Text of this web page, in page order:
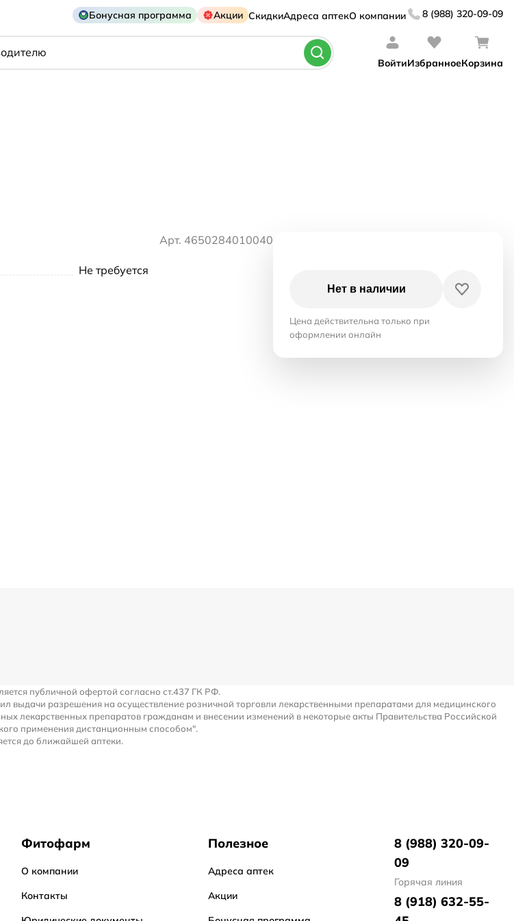
Бонусная программа Акции СкидкиАдреса аптекО компании 8 (988) 320-09-09
веществу
ВойтиИзбранноеКорзина
Арт. 4650284010040
Не требуется
Нет в наличии
Цена действительна только при
оформлении онлайн
публичной офертой согласно ст.437 ГК РФ.
разрешения на осуществление розничной торговли лекарственными препаратами для медицинского
лекарственных препаратов гражданам и внесении изменений в некоторые акты Правительства Российской
применения дистанционным способом".
до ближайшей аптеки.
Фитофарм
О компании
Контакты
Полезное
Адреса аптек
Акции
8 (988) 320-09-
09
Горячая линия
8 (918) 632-55-